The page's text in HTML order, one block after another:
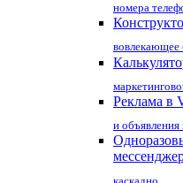
номера
Реклама в
и объявления